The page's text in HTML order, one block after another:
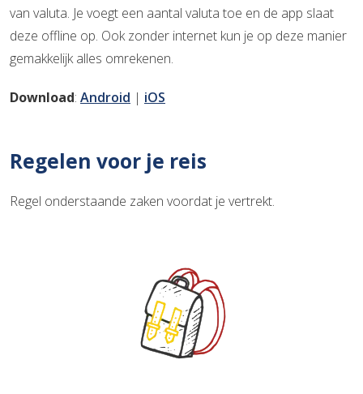
van valuta. Je voegt een aantal valuta toe en de app slaat
deze offline op. Ook zonder internet kun je op deze manier
gemakkelijk alles omrekenen.
Download: Android | iOS
Regelen voor je reis
Regel onderstaande zaken voordat je vertrekt.